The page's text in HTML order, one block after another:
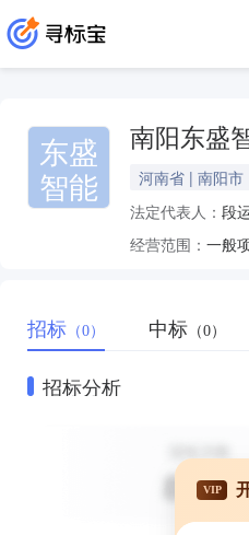
东盛
智能
南阳东盛
河南省 | 南阳市
法定代表人： 段
经营范围：
招标 （0） 中标 （0）
招标分析
VIP